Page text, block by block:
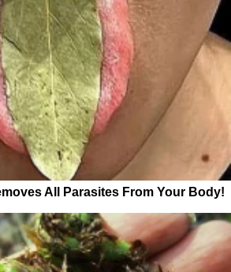
All Parasites From Your Body!